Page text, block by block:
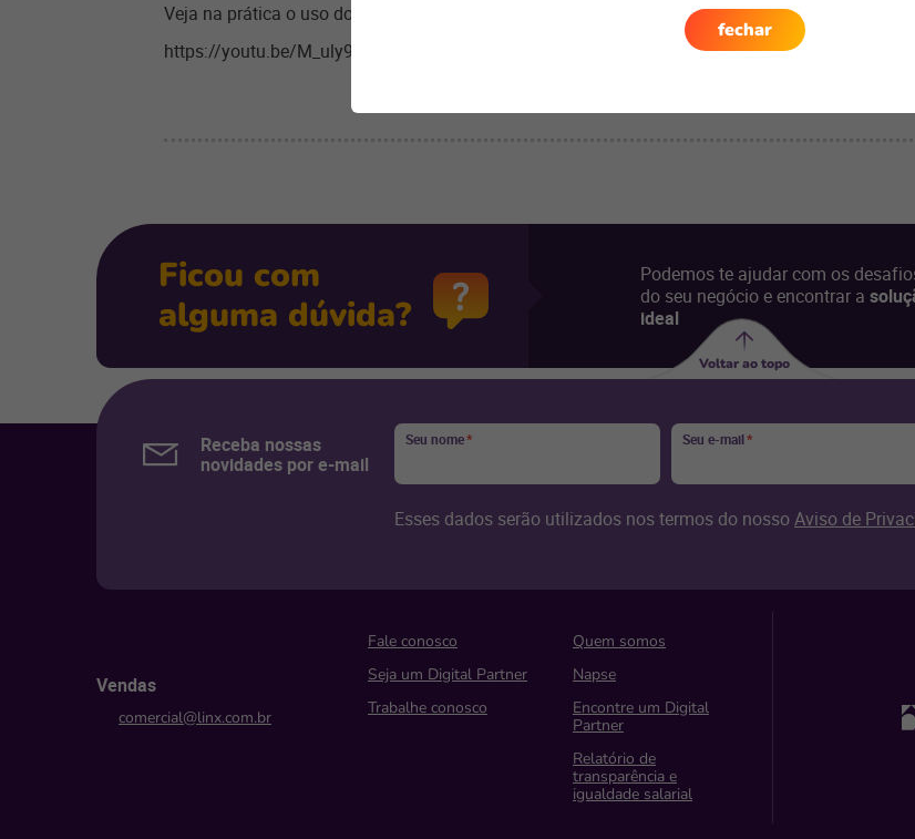
Veja na prática o uso do Linx Fast Pass:
https://youtu.be/M_uly9rtQO8
Ficou com
alguma dúvida?
Podemos te ajudar com os
do seu negócio e encontrar a
ideal
fechar
Voltar ao topo
Receba nossas
novidades por e-mail
Seu nome* Seu e-mail*
Esses dados serão utilizados nos termos do nossoAviso de
Vendas
comercial@linx.com.br
Fale conosco
Quem somos
Seja um Digital Partner
Napse
Trabalhe conosco
Encontre um Digital
Partner
Relatório de
transparência e
igualdade salarial